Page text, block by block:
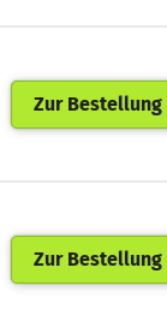
Zur Bestellung
Zur Bestellung